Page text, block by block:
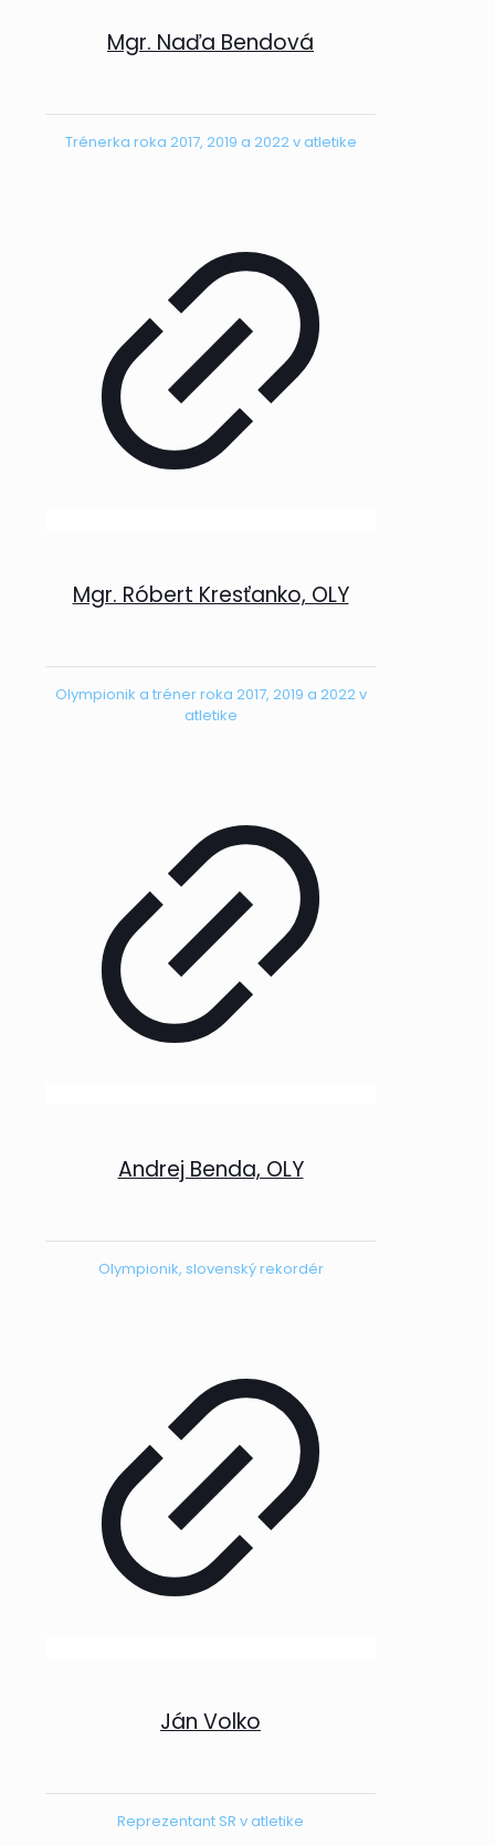
Mgr. Naďa Bendová
Trénerka roka 2017, 2019 a 2022 v atletike
Mgr. Róbert Kresťanko, OLY
Olympionik a tréner roka 2017, 2019 a 2022 v
atletike
Andrej Benda, OLY
Olympionik, slovenský rekordér
Ján Volko
Reprezentant SR v atletike